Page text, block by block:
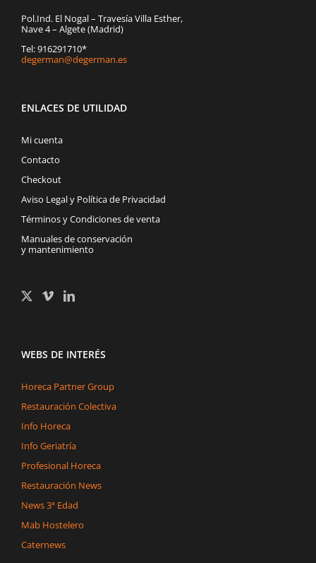
Pol.Ind. El Nogal – Travesía Villa Esther,
Nave 4 – Algete (Madrid)
Tel: 916291710*
degerman@degerman.es
ENLACES DE UTILIDAD
Mi cuenta
Contacto
Checkout
Aviso Legal y Política de Privacidad
Términos y Condiciones de venta
Manuales de conservación
y mantenimiento
WEBS DE INTERÉS
Horeca Partner Group
Restauración Colectiva
Info Horeca
Info Geriatría
Profesional Horeca
Restauración News
News 3ª Edad
Mab Hostelero
Caternews